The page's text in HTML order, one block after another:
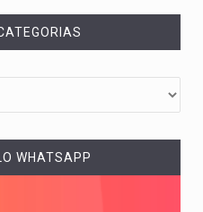
WHATSAPP